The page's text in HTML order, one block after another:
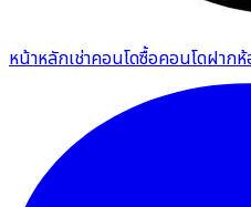
หน้าหลักเช่าคอนโดซื้อคอนโดฝาก